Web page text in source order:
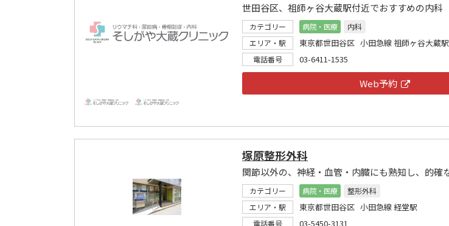
世田谷区、祖師ヶ谷大蔵駅付近でおすすめの内科
カテゴリー 病院・医療
内科
エリア・駅
東京都世田谷区 小田急線 祖師ヶ谷大蔵駅
電話番号 03-6411-1535
Web予約
塚原整形外科
カテゴリー 病院・医療
整形外科
エリア・駅
東京都世田谷区 小田急線 経堂駅
電話番号 03-5450-3131